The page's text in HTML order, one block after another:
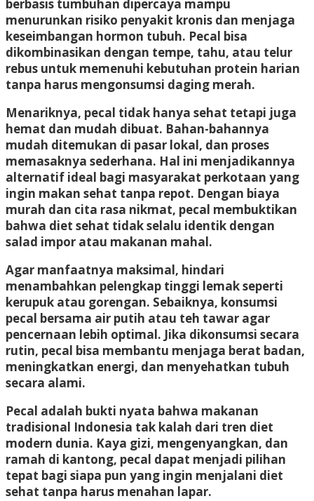
berbasis tumbuhan dipercaya mampu
menurunkan risiko penyakit kronis dan menjaga
keseimbangan hormon tubuh. Pecal bisa
dikombinasikan dengan tempe, tahu, atau telur
rebus untuk memenuhi kebutuhan protein harian
tanpa harus mengonsumsi daging merah.
Menariknya, pecal tidak hanya sehat tetapi juga
hemat dan mudah dibuat. Bahan-bahannya
mudah ditemukan di pasar lokal, dan proses
memasaknya sederhana. Hal ini menjadikannya
alternatif ideal bagi masyarakat perkotaan yang
ingin makan sehat tanpa repot. Dengan biaya
murah dan cita rasa nikmat, pecal membuktikan
bahwa diet sehat tidak selalu identik dengan
salad impor atau makanan mahal.
Agar manfaatnya maksimal, hindari
menambahkan pelengkap tinggi lemak seperti
kerupuk atau gorengan. Sebaiknya, konsumsi
pecal bersama air putih atau teh tawar agar
pencernaan lebih optimal. Jika dikonsumsi secara
rutin, pecal bisa membantu menjaga berat badan,
meningkatkan energi, dan menyehatkan tubuh
secara alami.
Pecal adalah bukti nyata bahwa makanan
tradisional Indonesia tak kalah dari tren diet
modern dunia. Kaya gizi, mengenyangkan, dan
ramah di kantong, pecal dapat menjadi pilihan
tepat bagi siapa pun yang ingin menjalani diet
sehat tanpa harus menahan lapar.